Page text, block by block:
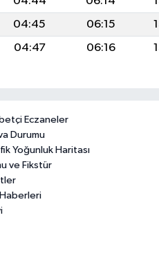
04:45 06:15
04:47 06:16
Eczaneler
Durumu
Yoğunluk Haritası
ve Fikstür